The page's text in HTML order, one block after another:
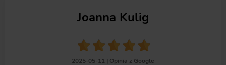
czy sugestie. Nawet teraz, gdy projekt został już
zrealizowany, w razie potrzeby możemy liczyć na stały
support z ich strony. Szczerze polecamy Państwu
współpracę z JustIdea. Jakub Suder. Nico Polska.
Joanna Kulig
2025-05-11 | Opinia z Google